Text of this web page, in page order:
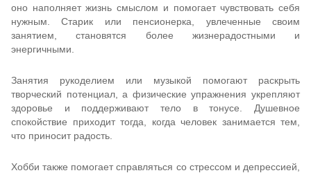
оно наполняет жизнь смыслом и помогает чувствовать себя
нужным. Старик или пенсионерка, увлеченные своим
занятием, становятся более жизнерадостными и
энергичными.
Занятия рукоделием или музыкой помогают раскрыть
творческий потенциал, а физические упражнения укрепляют
здоровье и поддерживают тело в тонусе. Душевное
спокойствие приходит тогда, когда человек занимается тем,
что приносит радость.
Хобби также помогает справляться со стрессом и депрессией,